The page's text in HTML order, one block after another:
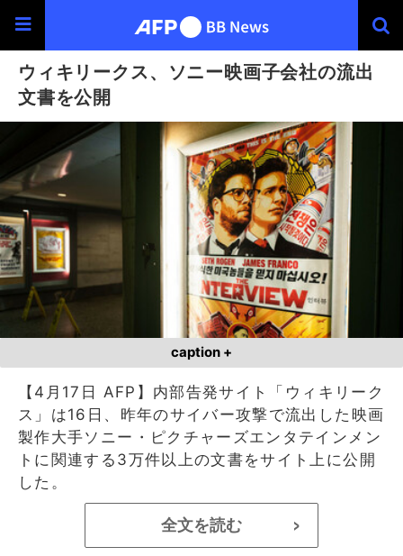
ウィキリークス、ソニー映画子会社の流出
文書を公開
caption +
【4月17日 AFP】内部告発サイト「ウィキリーク
ス」は16日、昨年のサイバー攻撃で流出した映画
製作大手ソニー・ピクチャーズエンタテインメン
トに関連する3万件以上の文書をサイト上に公開
した。
全文を読む >